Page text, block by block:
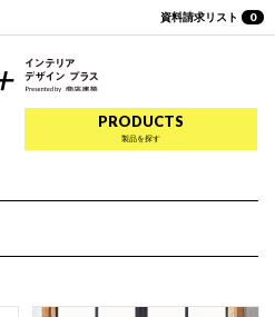
資料請求リスト 0
PRODUCTS
製品を探す